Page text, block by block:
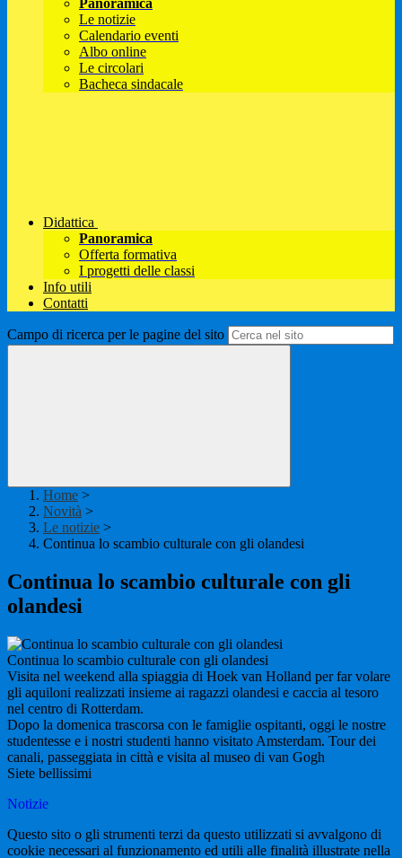
Panoramica
Le notizie
Calendario eventi
Albo online
Le circolari
Bacheca sindacale
Didattica
Panoramica
Offerta formativa
I progetti delle classi
Info utili
Contatti
Campo di ricerca per le pagine del sito
Home >
Novità >
Le notizie >
Continua lo scambio culturale con gli olandesi
Continua lo scambio culturale con gli
olandesi
Continua lo scambio culturale con gli olandesi
Visita nel weekend alla spiaggia di Hoek van Holland per far volare
gli aquiloni realizzati insieme ai ragazzi olandesi e caccia al tesoro
nel centro di Rotterdam.
Dopo la domenica trascorsa con le famiglie ospitanti, oggi le nostre
studentesse e i nostri studenti hanno visitato Amsterdam. Tour dei
canali, passeggiata in città e visita al museo di van Gogh
Siete bellissimi
Notizie
Questo sito o gli strumenti terzi da questo utilizzati si avvalgono di
cookie necessari al funzionamento ed utili alle finalità illustrate nella